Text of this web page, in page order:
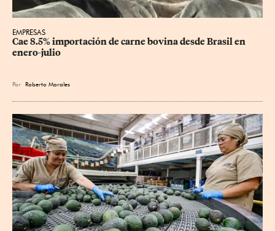
EMPRESAS
Cae 8.5% importación de carne bovina desde Brasil en
enero-julio
Por Roberto Morales